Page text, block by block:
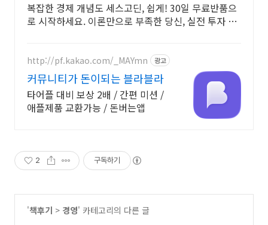
복잡한 경제 개념도 세스고딘, 쉽게! 30일 무료반품으
로 시작하세요. 이론만으로 부족한 당신, 실전 투자 전
http://pf.kakao.com/_MAYmn 광고
커뮤니티가 돈이되는 블라블라
타어플 대비 보상 2배 / 간편 미션 /
애플제품 교환가능 / 돈버는앱
2 구독하기
'책후기 > 경영' 카테고리의 다른 글